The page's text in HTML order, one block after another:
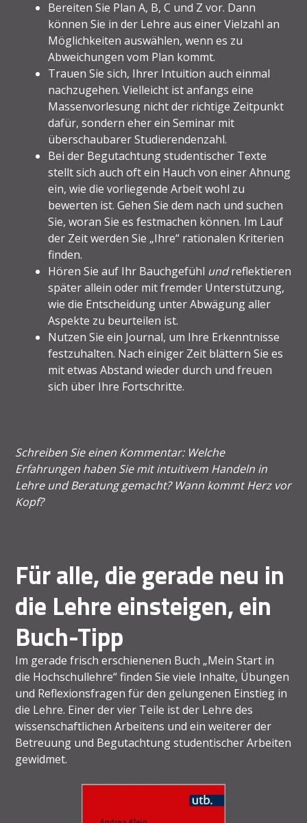
Bereiten Sie Plan A, B, C und Z vor. Dann
können Sie in der Lehre aus einer Vielzahl an
Möglichkeiten auswählen, wenn es zu
Abweichungen vom Plan kommt.
Trauen Sie sich, Ihrer Intuition auch einmal
nachzugehen. Vielleicht ist anfangs eine
Massenvorlesung nicht der richtige Zeitpunkt
dafür, sondern eher ein Seminar mit
überschaubarer Studierendenzahl.
Bei der Begutachtung studentischer Texte
stellt sich auch oft ein Hauch von einer Ahnung
ein, wie die vorliegende Arbeit wohl zu
bewerten ist. Gehen Sie dem nach und suchen
Sie, woran Sie es festmachen können. Im Lauf
der Zeit werden Sie „Ihre“ rationalen Kriterien
finden.
Hören Sie auf Ihr Bauchgefühl undreflektieren
später allein oder mit fremder Unterstützung,
wie die Entscheidung unter Abwägung aller
Aspekte zu beurteilen ist.
Nutzen Sie ein Journal, um Ihre Erkenntnisse
festzuhalten. Nach einiger Zeit blättern Sie es
mit etwas Abstand wieder durch und freuen
sich über Ihre Fortschritte.
Schreiben Sie einen Kommentar: Welche
Erfahrungen haben Sie mit intuitivem Handeln in
Lehre und Beratung gemacht? Wann kommt Herz vor
Kopf?
Für alle, die gerade neu in
die Lehre einsteigen, ein
Buch-Tipp
Im gerade frisch erschienenen Buch „Mein Start in
die Hochschullehre“ finden Sie viele Inhalte, Übungen
und Reflexionsfragen für den gelungenen Einstieg in
die Lehre. Einer der vier Teile ist der Lehre des
wissenschaftlichen Arbeitens und ein weiterer der
Betreuung und Begutachtung studentischer Arbeiten
gewidmet.